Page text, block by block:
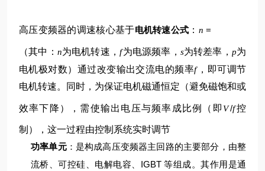
高压变频器的调速核心基于电机转速公式 ： n =
（其中： n为电机转速， f为电源频率， s为转差率， p为
电机极对数） 通过改变输出交流电的频率f，即可调节
电机转速。同时，为保证电机磁通恒定（避免磁饱和或
效率下降），需使输出电压与频率成比例（即 V /f控
制），这一过程由控制系统实时调节
功率单元：是构成高压变频器主回路的主要部分，由整
流桥、可控硅、电解电容、IGBT 等组成。其作用是通